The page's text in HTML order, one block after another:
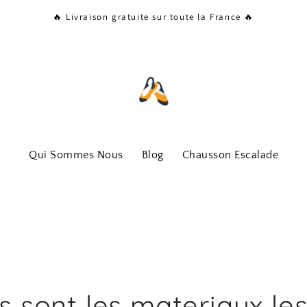
🔥 Livraison gratuite sur toute la France 🔥
Qui Sommes Nous Blog Chausson Escalade